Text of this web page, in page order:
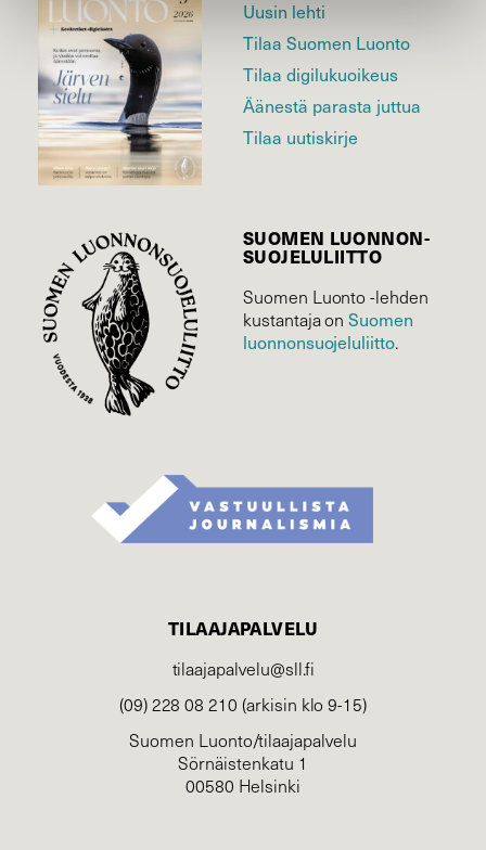
Uusin lehti
Tilaa Suomen Luonto
Tilaa digilukuoikeus
Äänestä parasta juttua
Tilaa uutiskirje
SUOMEN LUONNON­
SUOJELU­LIITTO
Suomen Luonto -lehden
kustantaja onSuomen
luonnonsuojelu­liitto.
TILAAJAPALVELU
tilaajapalvelu@sll.fi
(09) 228 08 210 (arkisin klo 9-15)
Suomen Luonto/tilaajapalvelu
Sörnäistenkatu 1
00580 Helsinki